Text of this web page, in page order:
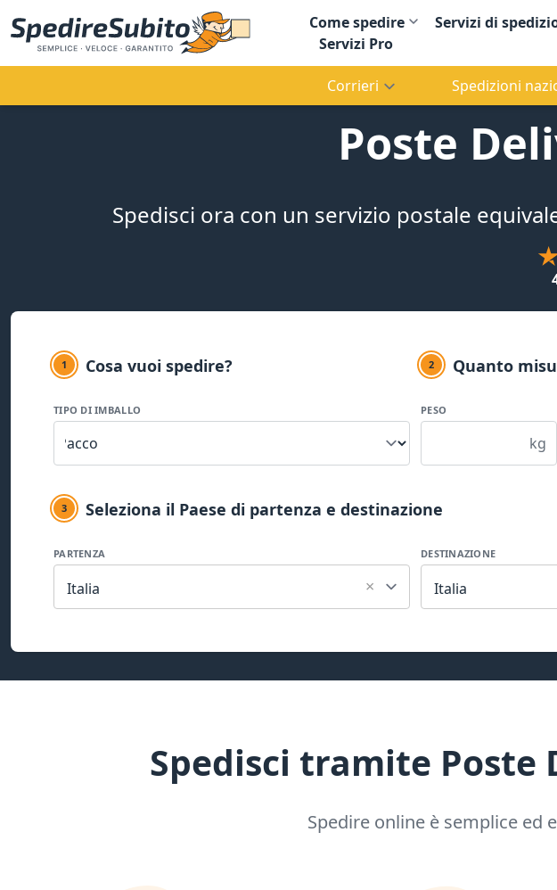
Come spedire Servizi di
Servizi Pro
Corrieri Spedizioni
Poste
Spedisci ora con un servizio postale
1 Cosa vuoi spedire?
TIPO DI IMBALLO
2 Quanto
PESO
kg
3 Seleziona il Paese di partenza e destinazione
PARTENZA
Italia ×
DESTINAZIONE
Italia
Spedisci tramite Poste
Spedire online è semplice ed